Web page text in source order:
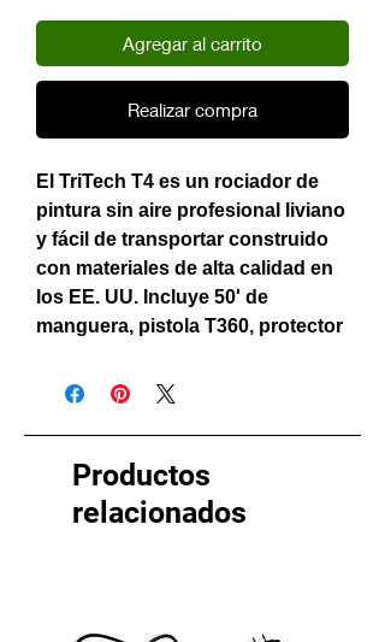
Agregar al carrito
Realizar compra
El TriTech T4 es un rociador de
pintura sin aire profesional liviano
y fácil de transportar construido
con materiales de alta calidad en
los EE. UU. Incluye 50' de
manguera, pistola T360, protector
Control de motores de
precisión. PMChace coincidir la
velocidad del motor con la
presión y el tamaño de la boquilla
Productos
relacionados